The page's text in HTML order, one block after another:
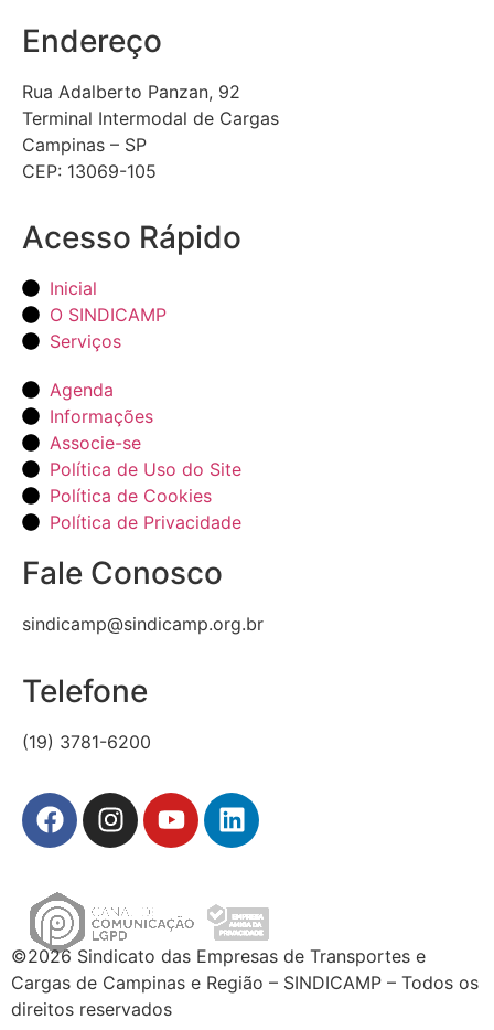
Endereço
Rua Adalberto Panzan, 92
Terminal Intermodal de Cargas
Campinas – SP
CEP: 13069-105
Acesso Rápido
Inicial
O SINDICAMP
Serviços
Agenda
Informações
Associe-se
Política de Uso do Site
Política de Cookies
Política de Privacidade
Fale Conosco
sindicamp@sindicamp.org.br
Telefone
(19) 3781-6200
©2026 Sindicato das Empresas de Transportes e
Cargas de Campinas e Região – SINDICAMP – Todos os
direitos reservados